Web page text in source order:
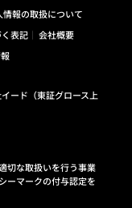
情報の取扱について
表記
会社概要
ード（東証グロース上
切な取扱いを行う事業
ーマークの付与認定を